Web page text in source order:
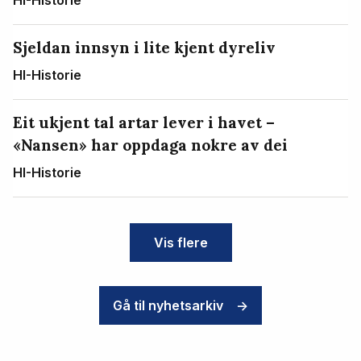
Sjeldan innsyn i lite kjent dyreliv
HI-Historie
Eit ukjent tal artar lever i havet –
«Nansen» har oppdaga nokre av dei
HI-Historie
Vis flere
Gå til nyhetsarkiv ->